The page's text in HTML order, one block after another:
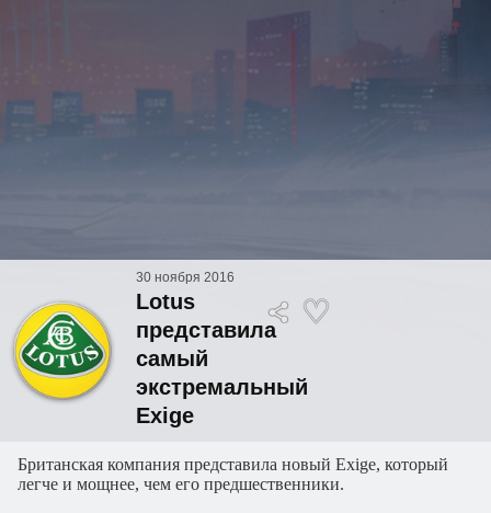
30 ноября 2016
Lotus
представила
самый
экстремальный
Exige
Британская компания представила новый Exige, который
легче и мощнее, чем его предшественники.